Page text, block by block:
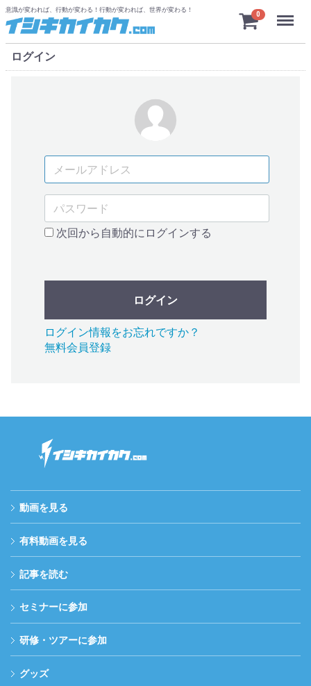
意識が変われば、行動が変わる！行動が変われば、世界が変わる！
0 Menu
ログイン
次回から自動的にログインする
ログイン
ログイン情報をお忘れですか？
無料会員登録
動画を見る
有料動画を見る
記事を読む
セミナーに参加
研修・ツアーに参加
グッズ